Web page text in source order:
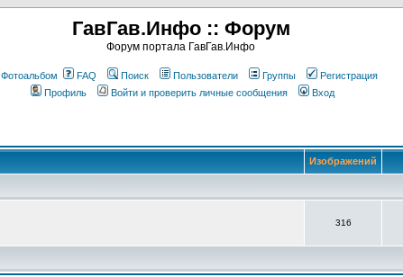
ГавГав.Инфо :: Форум
Форум портала ГавГав.Инфо
Фотоальбом FAQ Поиск Пользователи Группы
Регистрация
Профиль
Войти и проверить личные сообщения Вход
Изображений
316